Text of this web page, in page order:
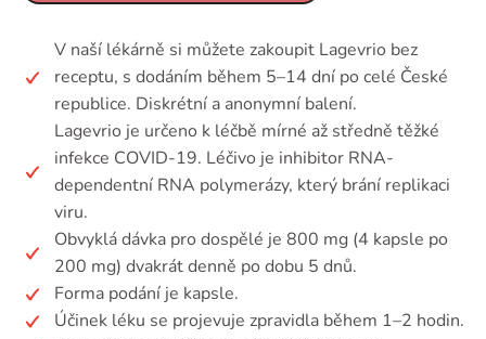
V naší lékárně si můžete zakoupit Lagevrio bez
receptu, s dodáním během 5–14 dní po celé České
republice. Diskrétní a anonymní balení.
Lagevrio je určeno k léčbě mírné až středně těžké
infekce COVID-19. Léčivo je inhibitor RNA-
dependentní RNA polymerázy, který brání replikaci
viru.
Obvyklá dávka pro dospělé je 800 mg (4 kapsle po
200 mg) dvakrát denně po dobu 5 dnů.
Forma podání je kapsle.
Účinek léku se projevuje zpravidla během 1–2 hodin.